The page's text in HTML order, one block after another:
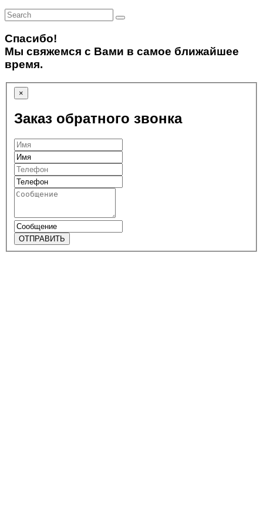
Спасибо!
Мы свяжемся с Вами в самое ближайшее
время.
×
Заказ обратного звонка
ОТПРАВИТЬ